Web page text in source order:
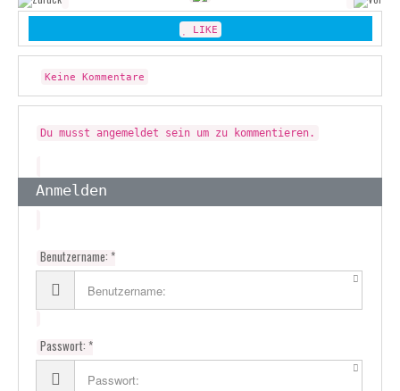
LIKE
Keine Kommentare
Du musst angemeldet sein um zu kommentieren.
Anmelden
Benutzername:
Passwort: